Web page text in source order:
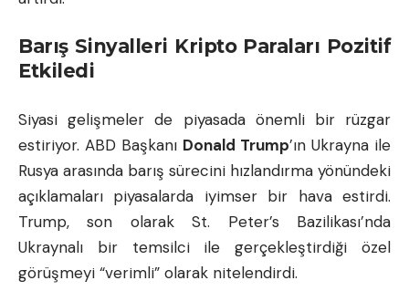
Barış Sinyalleri Kripto Paraları Pozitif
Etkiledi
Siyasi gelişmeler de piyasada önemli bir rüzgar
estiriyor. ABD Başkanı Donald Trump’ın Ukrayna ile
Rusya arasında barış sürecini hızlandırma yönündeki
açıklamaları piyasalarda iyimser bir hava estirdi.
Trump, son olarak St. Peter’s Bazilikası’nda
Ukraynalı bir temsilci ile gerçekleştirdiği özel
görüşmeyi “verimli” olarak nitelendirdi.